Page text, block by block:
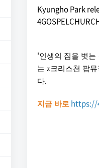
Kyungho Park
'인생의 짐을 벗는
는 z크리스천 팝
다.
지금 바로 https://